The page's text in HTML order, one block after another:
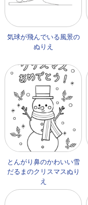
気球が飛んでいる風景の
ぬりえ
とんがり鼻のかわいい雪
だるまのクリスマスぬり
え